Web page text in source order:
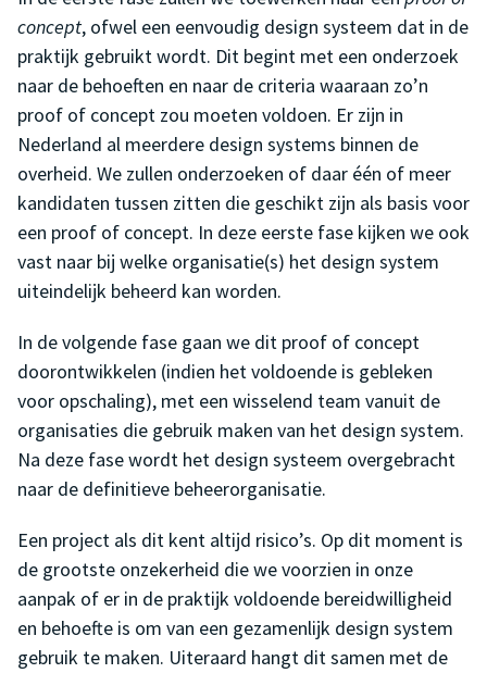
concept, ofwel een eenvoudig design systeem dat in de
praktijk gebruikt wordt. Dit begint met een onderzoek
naar de behoeften en naar de criteria waaraan zo’n
proof of concept zou moeten voldoen. Er zijn in
Nederland al meerdere design systems binnen de
overheid. We zullen onderzoeken of daar één of meer
kandidaten tussen zitten die geschikt zijn als basis voor
een proof of concept. In deze eerste fase kijken we ook
vast naar bij welke organisatie(s) het design system
uiteindelijk beheerd kan worden.
In de volgende fase gaan we dit proof of concept
doorontwikkelen (indien het voldoende is gebleken
voor opschaling), met een wisselend team vanuit de
organisaties die gebruik maken van het design system.
Na deze fase wordt het design systeem overgebracht
naar de definitieve beheerorganisatie.
Een project als dit kent altijd risico’s. Op dit moment is
de grootste onzekerheid die we voorzien in onze
aanpak of er in de praktijk voldoende bereidwilligheid
en behoefte is om van een gezamenlijk design system
gebruik te maken. Uiteraard hangt dit samen met de